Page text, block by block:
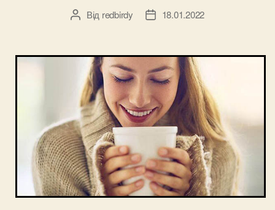
Автор
Від redbirdy
Дата18.01.2022